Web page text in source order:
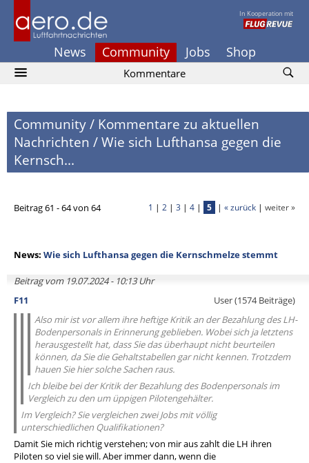
In Kooperation mit
News Community Jobs Shop
Kommentare
Community/ Kommentare zu aktuellen
Nachrichten /Wie sich Lufthansa gegen die
Kernsch...
Beitrag 61 - 64 von 64 1 | 2 | 3 | 4 | 5 | « zurück | weiter »
News: Wie sich Lufthansa gegen die Kernschmelze stemmt
Beitrag vom 19.07.2024 - 10:13 Uhr
F11
User (1574 Beiträge)
Also mir ist vor allem ihre heftige Kritik an der Bezahlung des LH-
Bodenpersonals in Erinnerung geblieben. Wobei sich ja letztens
herausgestellt hat, dass Sie das überhaupt nicht beurteilen
können, da Sie die Gehaltstabellen gar nicht kennen. Trotzdem
hauen Sie hier solche Sachen raus.
Ich bleibe bei der Kritik der Bezahlung des Bodenpersonals im
Vergleich zu den um üppigen Pilotengehälter.
Im Vergleich? Sie vergleichen zwei Jobs mit völlig
unterschiedlichen Qualifikationen?
Damit Sie mich richtig verstehen; von mir aus zahlt die LH ihren
Piloten so viel sie will. Aber immer dann, wenn die